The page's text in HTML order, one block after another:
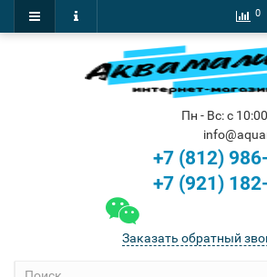
0
Пн - Вс: с
+7 (812)
+7 (921)
Заказать обратный